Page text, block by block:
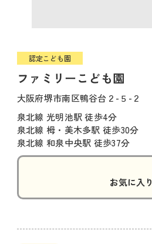
ファミリーこども園
認定こども園
大阪府堺市南区鴨谷台２-５-２
泉北線 光明池駅 徒歩4分
泉北線 栂・美木多駅 徒歩30分
泉北線 和泉中央駅 徒歩37分
お気に入り